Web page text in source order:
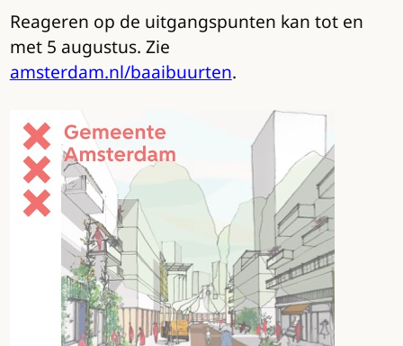
Reageren op de uitgangspunten kan tot en
met 5 augustus. Zie
amsterdam.nl/baaibuurten.